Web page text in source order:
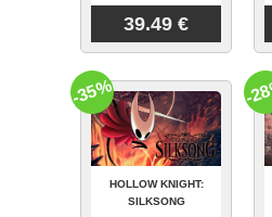
39.49 €
HOLLOW KNIGHT:
SILKSONG
-35% -